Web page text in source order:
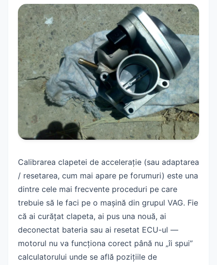
calibrare
Simptome că ai nevoie de calibrare
Metoda 1: Calibrare cu VCDS / VAG-COM
(Recomandată)
Metoda 2: Calibrare cu OBDeleven
Metoda 3: Resetare manuală fără tester (temporară)
Tabel: Grupul VCDS corect pe fiecare motor
Curățare + calibrare: procedura completă
Experiențe reale de pe forumuri
Întrebări frecvente
Vezi și
Calibrarea clapetei de accelerație (sau adaptarea
/ resetarea, cum mai apare pe forumuri) este una
dintre cele mai frecvente proceduri pe care
trebuie să le faci pe o mașină din grupul VAG. Fie
că ai curățat clapeta, ai pus una nouă, ai
deconectat bateria sau ai resetat ECU-ul —
motorul nu va funcționa corect până nu „îi spui”
calculatorului unde se află pozițiile de